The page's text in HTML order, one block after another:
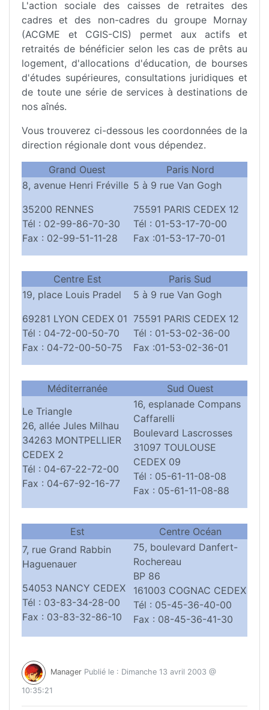
L'action sociale des caisses de retraites des
cadres et des non-cadres du groupe Mornay
(ACGME et CGIS-CIS) permet aux actifs et
retraités de bénéficier selon les cas de prêts au
logement, d'allocations d'éducation, de bourses
d'études supérieures, consultations juridiques et
de toute une série de services à destinations de
nos aînés.
Vous trouverez ci-dessous les coordonnées de la
direction régionale dont vous dépendez.
Grand Ouest
Paris Nord
8, avenue Henri Fréville
35200 RENNES
Tél : 02-99-86-70-30
Fax : 02-99-51-11-28
5 à 9 rue Van Gogh
75591 PARIS CEDEX 12
Tél : 01-53-17-70-00
Fax :01-53-17-70-01
Centre Est
Paris Sud
19, place Louis Pradel
69281 LYON CEDEX 01
Tél : 04-72-00-50-70
Fax : 04-72-00-50-75
5 à 9 rue Van Gogh
75591 PARIS CEDEX 12
Tél : 01-53-02-36-00
Fax :01-53-02-36-01
Méditerranée
Sud Ouest
Le Triangle
26, allée Jules Milhau
34263 MONTPELLIER
CEDEX 2
Tél : 04-67-22-72-00
Fax : 04-67-92-16-77
16, esplanade Compans
Caffarelli
Boulevard Lascrosses
31097 TOULOUSE
CEDEX 09
Tél : 05-61-11-08-08
Fax : 05-61-11-08-88
Est
Centre Océan
7, rue Grand Rabbin
Haguenauer
54053 NANCY CEDEX
Tél : 03-83-34-28-00
Fax : 03-83-32-86-10
75, boulevard Danfert-
Rochereau
BP 86
161003 COGNAC CEDEX
Tél : 05-45-36-40-00
Fax : 08-45-36-41-30
Manager Publié le : Dimanche 13 avril 2003 @
10:35:21